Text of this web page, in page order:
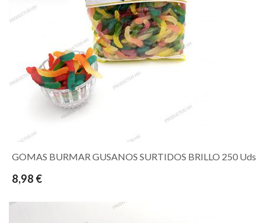
GOMAS BURMAR GUSANOS SURTIDOS BRILLO 250 Uds
8,98 €